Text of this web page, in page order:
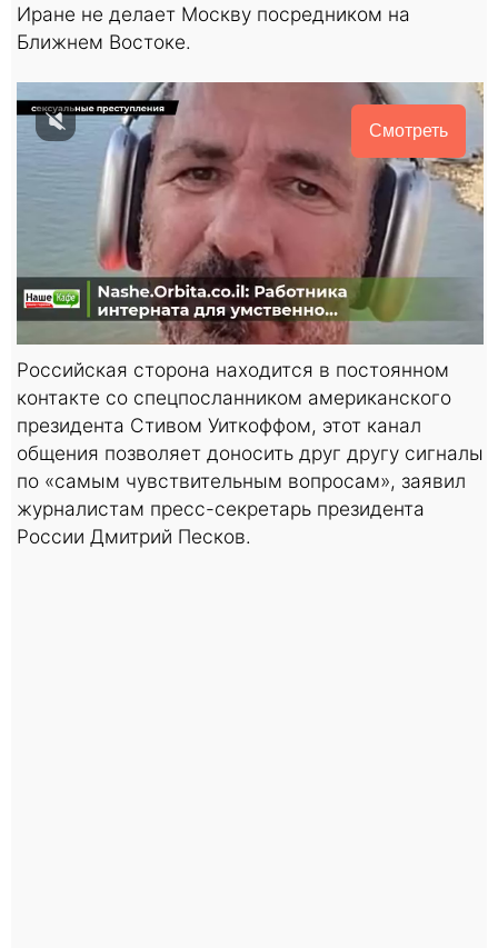
Иране не делает Москву посредником на
Ближнем Востоке.
Смотреть
Российская сторона находится в постоянном
контакте со спецпосланником американского
президента Стивом Уиткоффом, этот канал
общения позволяет доносить друг другу сигналы
по «самым чувствительным вопросам», заявил
журналистам пресс-секретарь президента
России Дмитрий Песков.